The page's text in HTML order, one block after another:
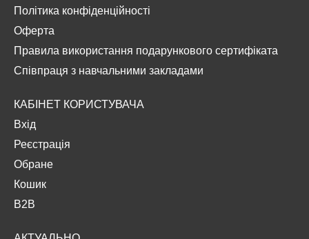
Політика конфіденційності
Оферта
Правила використання подарункового сертифіката
Співпраця з навчальними закладами
КАБІНЕТ КОРИСТУВАЧА
Вхід
Реєстрація
Обране
Кошик
B2B